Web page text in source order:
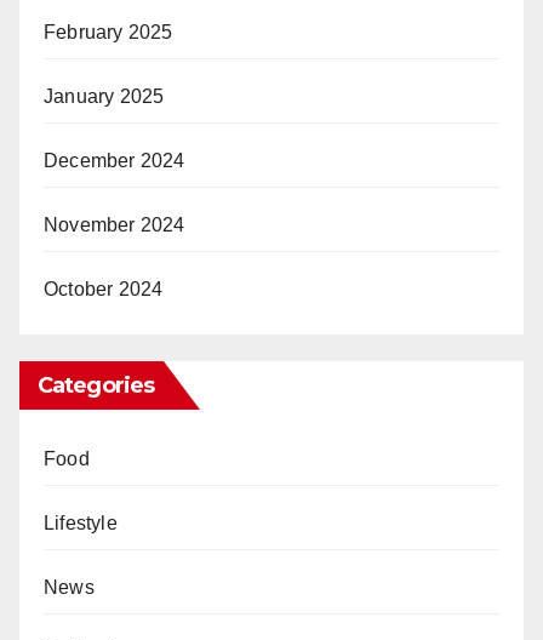
February 2025
January 2025
December 2024
November 2024
October 2024
Categories
Food
Lifestyle
News